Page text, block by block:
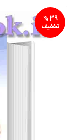
39 %
تخفیف